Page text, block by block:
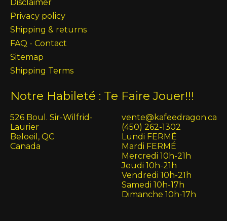
Disclaimer
Privacy policy
Shipping & returns
FAQ - Contact
Sitemap
Shipping Terms
Notre Habileté : Te Faire Jouer!!!
526 Boul. Sir-Wilfrid-
Laurier
Beloeil, QC
Canada
vente@kafeedragon.ca
(450) 262-1302
Lundi FERMÉ
Mardi FERMÉ
Mercredi 10h-21h
Jeudi 10h-21h
Vendredi 10h-21h
Samedi 10h-17h
Dimanche 10h-17h
English (US)